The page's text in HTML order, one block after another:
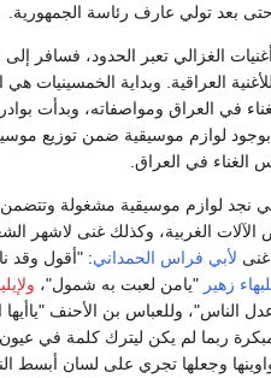
بعد تولي عارف رئاسة الجمهورية.
الغزالي تعبر الحدود، فسافر
العراقية. وبداية الخمسينيات هي
في العراق ومواصفاته، وبدأت بوادر
لوازم موسيقية ضمن توزيع
الغناء في العراق.
نجد لوازم موسيقية مشغولة وتتضمن
الغربية، وكذلك غنى لاشهر
. غنى لأبي فراس الحمداني: "أقول وقد
زهير "يامن لعبت به شمول"،
الناس"، وللعباس بن الأحنف
ربما لم يكن ليترك كلمة في عيون
وجعلها تجري على لسان أبسط